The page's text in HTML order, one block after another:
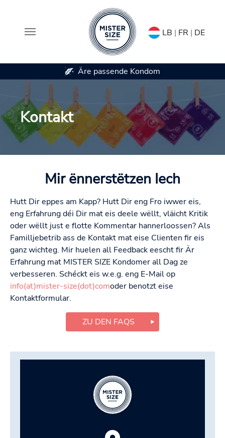
Skip to main content
LB | FR | DE
Äre passende Kondom
Kontakt
Mir ënnerstëtzen Iech
Hutt Dir eppes am Kapp? Hutt Dir eng Fro iwwer eis,
eng Erfahrung déi Dir mat eis deele wëllt, vläicht Kritik
oder wëllt just e flotte Kommentar hannerloossen? Als
Familljebetrib ass de Kontakt mat eise Clienten fir eis
ganz wichteg. Mir huelen all Feedback eescht fir Är
Erfahrung mat MISTER SIZE Kondomer all Dag ze
verbesseren. Schéckt eis w.e.g. eng E-Mail op
info(at)mister-size(dot)comoder benotzt eise
Kontaktformular.
ZU DEN FAQS